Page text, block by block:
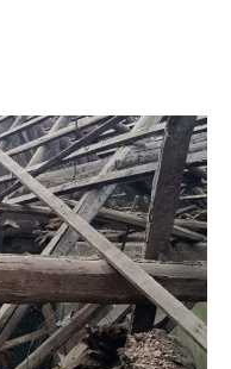
що у Нікополі на
прибрали
. Також про те,
, серед яких троє